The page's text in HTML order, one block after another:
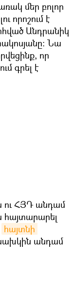
մեր բոլոր
որոշում է
Անդրանիկ
Նա
որ
գրել է
ու ՀՅԴ անդամ
հայտարարել
հայտնի
անդամ